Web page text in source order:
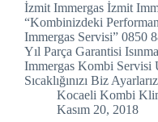
Hacklink panel
Hacklink panel
Hacklink Panel
Hacklink Panel
İzmit Immergas İzmit
“Kombinizdeki
Immergas Servisi” 0850
Yıl Parça Garantisi
Immergas Kombi Servisi
Sıcaklığınızı Biz
Kocaeli Kombi
Kasım 20, 2018